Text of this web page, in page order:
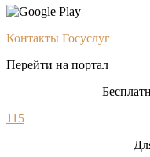
Контакты Госуслуг
Перейти на портал
115